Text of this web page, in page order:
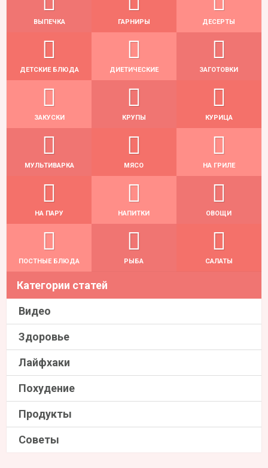
ВЫПЕЧКА ГАРНИРЫ ДЕСЕРТЫ
ДЕТСКИЕ БЛЮДА ДИЕТИЧЕСКИЕ ЗАГОТОВКИ
ЗАКУСКИ КРУПЫ КУРИЦА
МУЛЬТИВАРКА МЯСО НА ГРИЛЕ
НА ПАРУ НАПИТКИ ОВОЩИ
ПОСТНЫЕ БЛЮДА РЫБА САЛАТЫ
Категории статей
Видео
Здоровье
Лайфхаки
Похудение
Продукты
Советы